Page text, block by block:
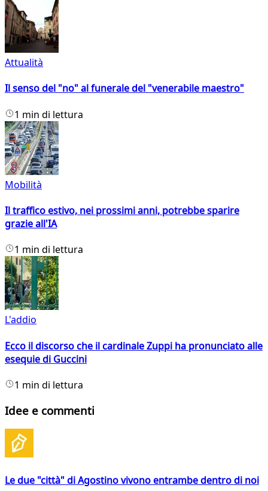
Attualità
Il senso del "no" al funerale del "venerabile maestro"
1 min di lettura
Mobilità
Il traffico estivo, nei prossimi anni, potrebbe sparire
grazie all'IA
1 min di lettura
L'addio
Ecco il discorso che il cardinale Zuppi ha pronunciato alle
esequie di Guccini
1 min di lettura
Idee e commenti
Le due "città" di Agostino vivono entrambe dentro di noi